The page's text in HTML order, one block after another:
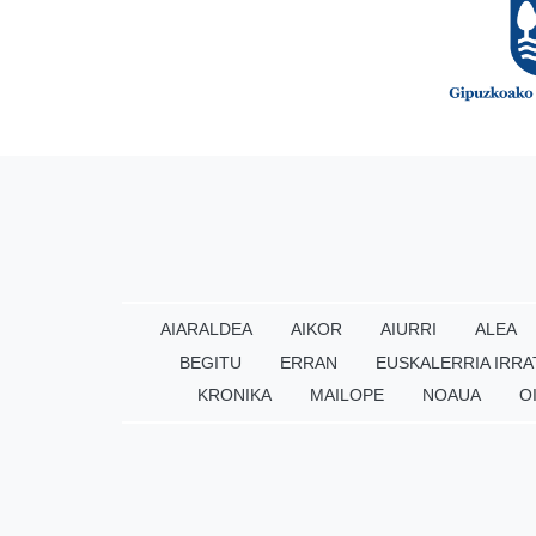
AIARALDEA AIKOR AIURRI ALEA
BEGITU
ERRAN EUSKALERRIA
KRONIKA
MAILOPE NOAUA